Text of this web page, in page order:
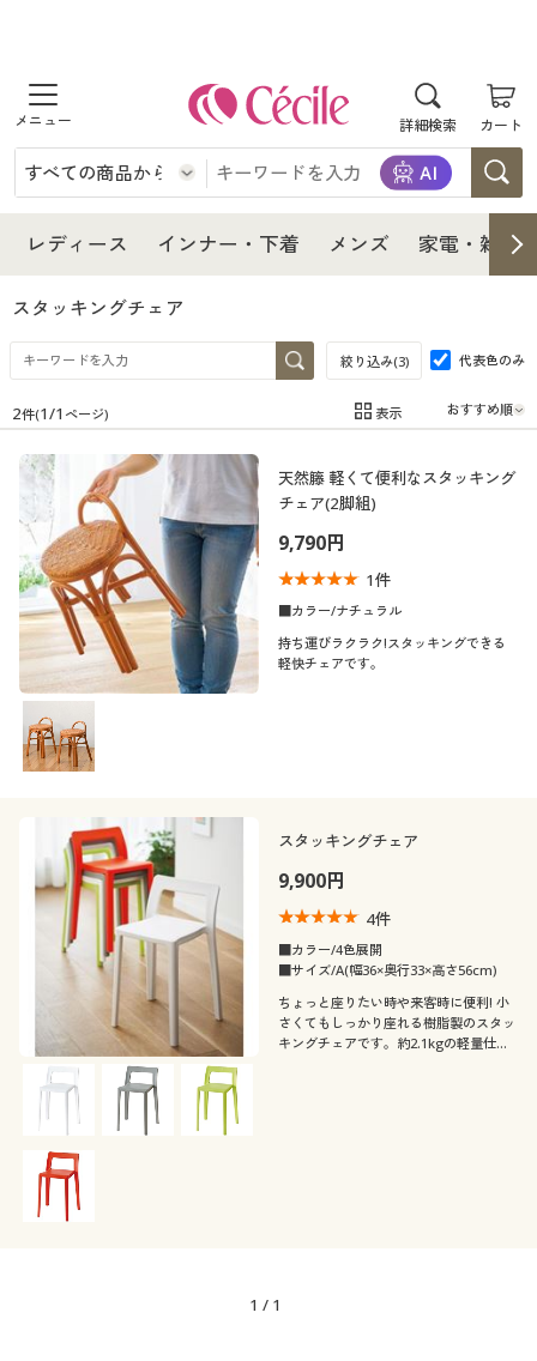
詳細検索 カート
商品を探す
レディース
レディースファッション
女性下着
インナー・下着
インナー・下着通販すべて
女性下着
メンズ下着
ジュニア・ティーンズ下着
メンズ
メンズ通販すべて
メンズファッション
メンズ下着
家電・雑貨
家電・雑貨すべて
家電
キッチン・雑貨・日用品
寝具・インテリア・家具
寝具・インテリア・家具通販すべて
家具・収納
寝具・ベッド
カーテン・ラグ・ファブリック
美容・健康
美容・健康通販すべて
美容・健康・サプリメント
制服・スクール
制服・スクールすべて
制服・学生服
ジュニア・ティーンズ下着
大きいサイズ
大きいサイズ通販すべて
大きいサイズ レディース服
大きいサイズ レディース下着
大きいサイズ メンズ
大きいサイズ 事務・制服
バーゲン
バーゲンセール
シークレットセール
詳細検索
商品カテゴリ一覧
カタログ
カタログ・チラシからのご注文
デジタルカタログ
カタログ無料プレゼント
会員メニュー
マイページ
レディース インナー・下着 メンズ 家電・雑貨
スタッキングチェア
絞り込み(3) 代表色のみ
在庫 在庫のある商品のみ表示
カテゴリ
口コミ
(5)
カラー
2件(1/1 ページ) 表示
天然籐 軽くて便利なスタッキング
チェア(2脚組)
9,790円
1件
■カラー/ナチュラル
持ち運びラクラク!スタッキングできる
軽快チェアです。
スタッキングチェア
9,900円
4件
■カラー/4色展開
■サイズ/A(幅36×奥行33×高さ56cm)
ちょっと座りたい時や来客時に便利! 小
さくてもしっかり座れる樹脂製のスタッ
キングチェアです。約2.1kgの軽量仕様
1 / 1